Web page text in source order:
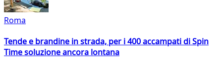
Roma
Tende e brandine in strada, per i 400 accampati di Spin
Time soluzione ancora lontana